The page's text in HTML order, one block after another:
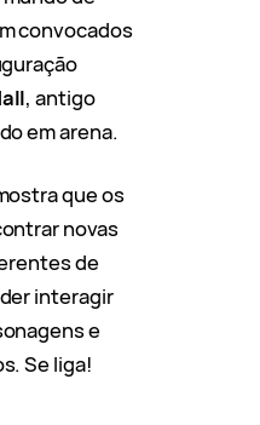
convocados
, antigo
em arena.
que os
novas
de
interagir
e
Se liga!